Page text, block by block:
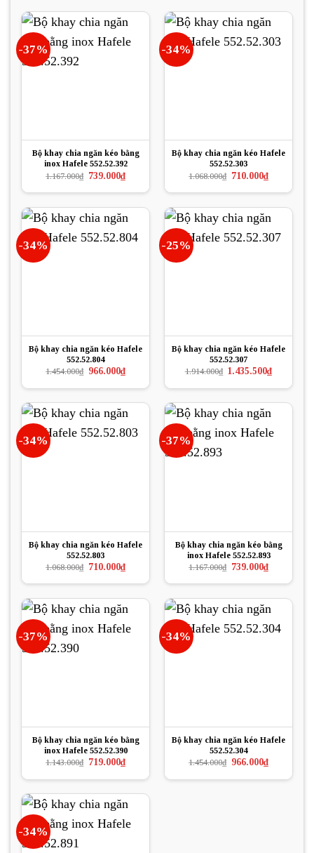
-37%
Bộ khay chia ngăn kéo bằng
inox Hafele 552.52.392
1.167.000₫ Giá
là:
739.000₫Giá
hiện
tại
739.000₫.
-34%
Bộ khay chia ngăn kéo Hafele
552.52.303
1.068.000₫ Giá
là:
710.000₫Giá
hiện
tại
710.000₫.
-34%
Bộ khay chia ngăn kéo Hafele
552.52.804
1.454.000₫ Giá
là:
966.000₫Giá
hiện
tại
966.000₫.
-25%
Bộ khay chia ngăn kéo Hafele
552.52.307
1.914.000₫ Giá
là:
1.435.500₫Giá
hiện
tại
1.435.500₫.
-34%
Bộ khay chia ngăn kéo Hafele
552.52.803
1.068.000₫ Giá
là:
710.000₫Giá
hiện
tại
710.000₫.
-37%
Bộ khay chia ngăn kéo bằng
inox Hafele 552.52.893
1.167.000₫ Giá
là:
739.000₫Giá
hiện
tại
739.000₫.
-37%
Bộ khay chia ngăn kéo bằng
inox Hafele 552.52.390
1.143.000₫ Giá
là:
719.000₫Giá
hiện
tại
719.000₫.
-34%
Bộ khay chia ngăn kéo Hafele
552.52.304
1.454.000₫ Giá
là:
966.000₫Giá
hiện
tại
-34%